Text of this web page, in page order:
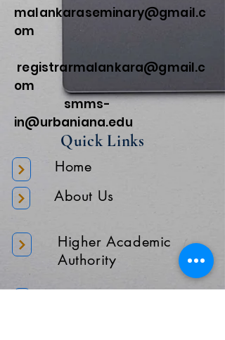
malankaraseminary@gmail.c
om
registrarmalankara@gmail.c
om
smms-
in@urbaniana.edu
Quick Links
Home
About Us
Higher Academic
Authority